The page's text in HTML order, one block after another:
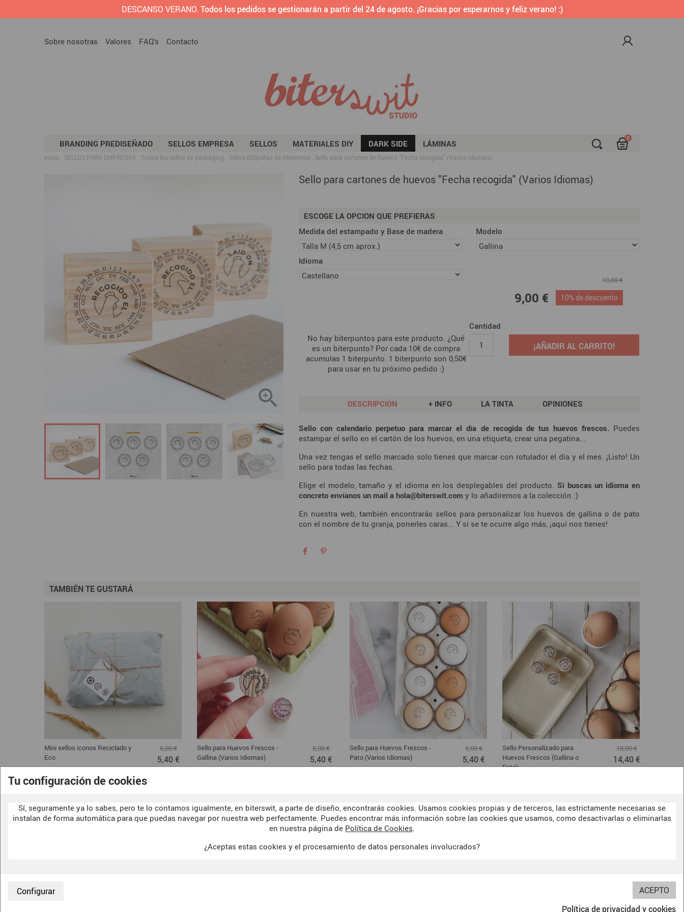
Tu configuración de cookies
Sí, seguramente ya lo sabes, pero te lo contamos igualmente, en biterswit, a parte de diseño, encontrarás cookies. Usamos cookies propias y de terceros, las estrictamente necesarias se
instalan de forma automática para que puedas navegar por nuestra web perfectamente. Puedes encontrar más información sobre las cookies que usamos, como desactivarlas o eliminarlas
en nuestra página de Política de Cookies.
¿Aceptas estas cookies y el procesamiento de datos personales involucrados?
Política de privacidad y cookies
DESCANSO VERANO. Todos los pedidos se gestionarán a partir del 24 de agosto. ¡Gracias por esperarnos y feliz verano! :)
Sobre nosotras Valores FAQ’s Contacto
BRANDING PREDISEÑADO SELLOS EMPRESA SELLOS MATERIALES DIY DARK SIDE LÁMINAS
0
Inicio SELLOS PARA EMPRESAS Todos los sellos de packaging Sellos Etiquetas de Alimentos Sello para cartones de huevos "Fecha recogida" (Varios Idiomas)

Sello para cartones de huevos "Fecha recogida" (Varios Idiomas)
ESCOGE LA OPCION QUE PREFIERAS
Medida del estampado y Base de madera
Modelo
Idioma
10,00 €
9,00 € 10% de descuento
Cantidad
¡AÑADIR AL CARRITO!
No hay biterpuntos para este producto. ¿Qué
es un biterpunto? Por cada 10€ de compra
acumulas 1 biterpunto. 1 biterpunto son 0,50€
para usar en tu próximo pedido :)
DESCRIPCIÓN + INFO LA TINTA OPINIONES
Sello con calendario perpetuo para marcar el día de recogida de tus huevos frescos. Puedes
estampar el sello en el cartón de los huevos, en una etiqueta, crear una pegatina...
Una vez tengas el sello marcado solo tienes que marcar con rotulador el día y el mes. ¡Listo! Un
sello para todas las fechas.
Elige el modelo, tamaño y el idioma en los desplegables del producto. Si buscas un idioma en
concreto envíanos un mail a hola@biterswit.com y lo añadiremos a la colección :)
En nuestra web, también encontrarás sellos para personalizar los huevos de gallina o de pato
con el nombre de tu granja, ponerles caras... Y si se te ocurre algo más, ¡aquí nos tienes!
TAMBIÉN TE GUSTARÁ
Mini sellos iconos Reciclado y
Eco
6,00 €
5,40 €
Sello para Huevos Frescos -
Gallina (Varios Idiomas)
6,00 €
5,40 €
Sello para Huevos Frescos -
Pato (Varios Idiomas)
6,00 €
5,40 €
Sello Personalizado para
Huevos Frescos (Gallina o
Pato)
18,00 €
14,40 €
SOBRE NOSOTRAS
CONDICIONES DE VENTA
POLÍTICA DE COOKIES
DARK SIDE